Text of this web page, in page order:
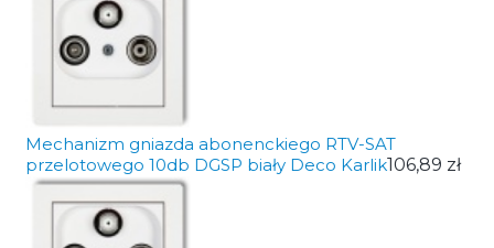
Mechanizm gniazda abonenckiego RTV-SAT
przelotowego 10db DGSP biały Deco Karlik106,89 zł